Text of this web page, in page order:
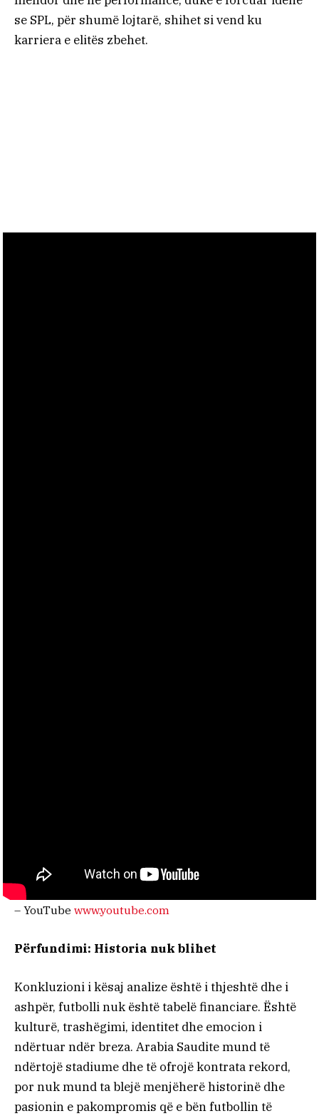
se SPL, për shumë lojtarë, shihet si vend ku
karriera e elitës zbehet.
– YouTube www.youtube.com
Përfundimi: Historia nuk blihet
Konkluzioni i kësaj analize është i thjeshtë dhe i
ashpër, futbolli nuk është tabelë financiare. Është
kulturë, trashëgimi, identitet dhe emocion i
ndërtuar ndër breza. Arabia Saudite mund të
ndërtojë stadiume dhe të ofrojë kontrata rekord,
por nuk mund ta blejë menjëherë historinë dhe
pasionin e pakompromis që e bën futbollin të